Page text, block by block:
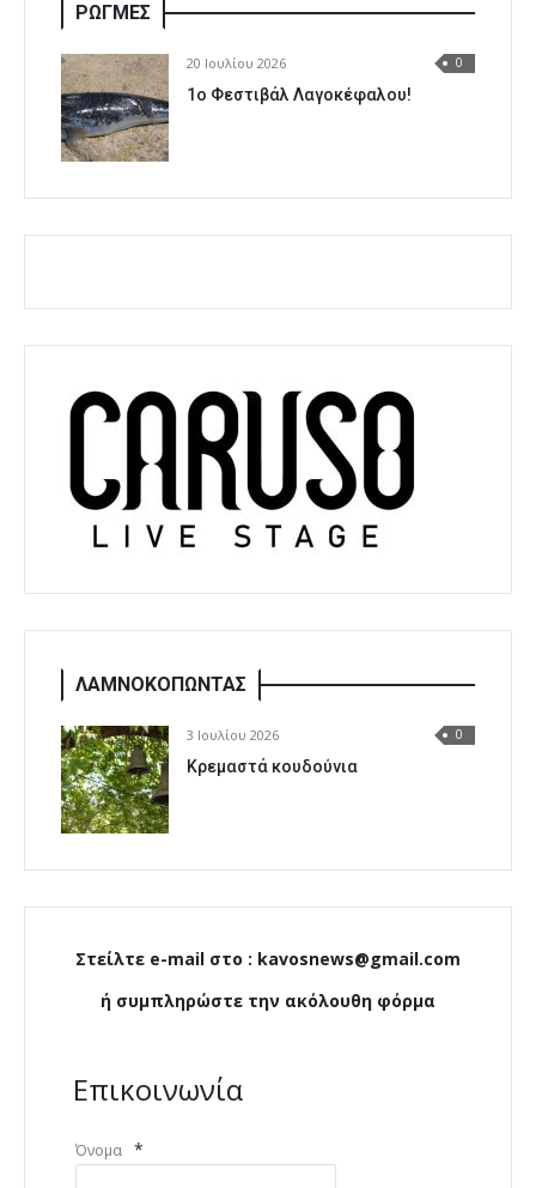
ΡΩΓΜΕΣ
20 Ιουλίου 2026 0
1o Φεστιβάλ Λαγοκέφαλου!
ΛΑΜΝΟΚΟΠΩΝΤΑΣ
3 Ιουλίου 2026 0
Κρεμαστά κουδούνια
Στείλτε e-mail στο : kavosnews@gmail.com
ή συμπληρώστε την ακόλουθη φόρμα
Επικοινωνία
Όνομα *